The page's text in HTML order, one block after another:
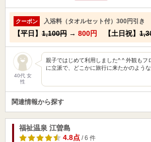
クーポン 入浴料（タオルセット付）300円引き
【平日】 1,100円 → 800円 【土日祝】
40代 女
性
親子ではじめて利用しました^ ^ 外観もフ
に立派で、どこかに旅行に来たかのよう
関連情報から探す
福祉温泉 江曽島
4.8点/ 6 件